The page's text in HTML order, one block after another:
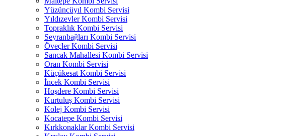
Yüzüncüyıl Kombi Servisi
Yıldızevler Kombi Servisi
Topraklık Kombi Servisi
Seyranbağları Kombi Servisi
Öveçler Kombi Servisi
Sancak Mahallesi Kombi Servisi
Oran Kombi Servisi
Küçükesat Kombi Servisi
İncek Kombi Servisi
Hoşdere Kombi Servisi
Kurtuluş Kombi Servisi
Kolej Kombi Servisi
Kocatepe Kombi Servisi
Kırkkonaklar Kombi Servisi